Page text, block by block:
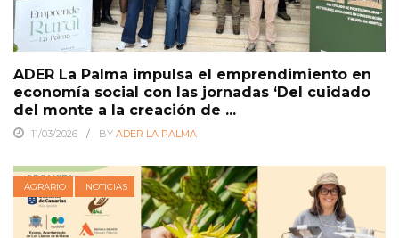
ADER La Palma impulsa el emprendimiento en
economía social con las jornadas ‘Del cuidado
del monte a la creación de ...
11/03/2026 BY ADER LA PALMA
AGRARIO NOTICIAS